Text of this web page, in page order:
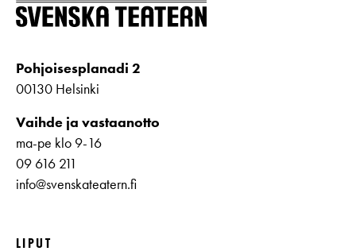
Pohjoisesplanadi 2
00130 Helsinki
Vaihde ja vastaanotto
ma-pe klo 9-16
09 616 211
info@svenskateatern.fi
LIPUT